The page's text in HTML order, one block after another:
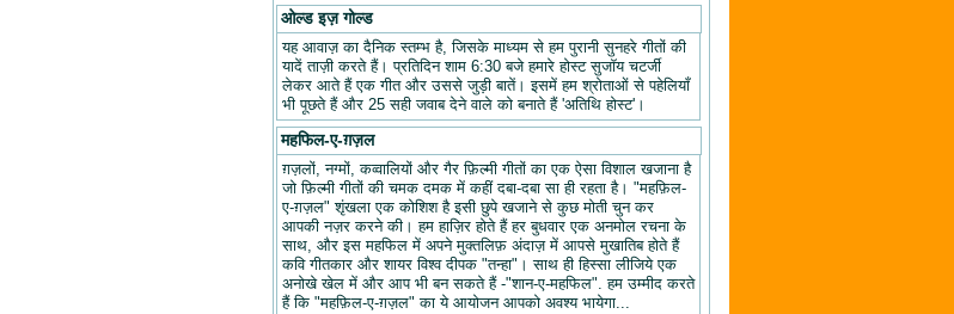
ओल्ड इज़ गोल्ड
यह आवाज़ का दैनिक स्तम्भ है, जिसके माध्यम से हम पुरानी सुनहरे गीतों की
यादें ताज़ी करते हैं। प्रतिदिन शाम 6:30 बजे हमारे होस्ट सुजॉय चटर्जी
लेकर आते हैं एक गीत और उससे जुड़ी बातें। इसमें हम श्रोताओं से पहेलियाँ
भी पूछते हैं और 25 सही जवाब देने वाले को बनाते हैं 'अतिथि होस्ट'।
महफिल-ए-ग़ज़ल
ग़ज़लों, नग्मों, कव्वालियों और गैर फ़िल्मी गीतों का एक ऐसा विशाल खजाना है
जो फ़िल्मी गीतों की चमक दमक में कहीं दबा-दबा सा ही रहता है। "महफ़िल-
ए-ग़ज़ल" शृंखला एक कोशिश है इसी छुपे खजाने से कुछ मोती चुन कर
आपकी नज़र करने की। हम हाज़िर होते हैं हर बुधवार एक अनमोल रचना के
साथ, और इस महफिल में अपने मुक्तलिफ़ अंदाज़ में आपसे मुखातिब होते हैं
कवि गीतकार और शायर विश्व दीपक "तन्हा"। साथ ही हिस्सा लीजिये एक
अनोखे खेल में और आप भी बन सकते हैं -"शान-ए-महफिल". हम उम्मीद करते
हैं कि "महफ़िल-ए-ग़ज़ल" का ये आयोजन आपको अवश्य भायेगा...